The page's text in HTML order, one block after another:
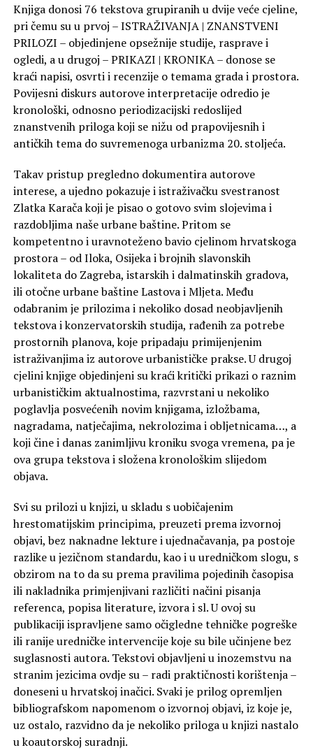
Knjiga donosi 76 tekstova grupiranih u dvije veće cjeline,
pri čemu su u prvoj – ISTRAŽIVANJA | ZNANSTVENI
PRILOZI – objedinjene opsežnije studije, rasprave i
ogledi, a u drugoj – PRIKAZI | KRONIKA – donose se
kraći napisi, osvrti i recenzije o temama grada i prostora.
Povijesni diskurs autorove interpretacije odredio je
kronološki, odnosno periodizacijski redoslijed
znanstvenih priloga koji se nižu od prapovijesnih i
antičkih tema do suvremenoga urbanizma 20. stoljeća.
Takav pristup pregledno dokumentira autorove
interese, a ujedno pokazuje i istraživačku svestranost
Zlatka Karača koji je pisao o gotovo svim slojevima i
razdobljima naše urbane baštine. Pritom se
kompetentno i uravnoteženo bavio cjelinom hrvatskoga
prostora – od Iloka, Osijeka i brojnih slavonskih
lokaliteta do Zagreba, istarskih i dalmatinskih gradova,
ili otočne urbane baštine Lastova i Mljeta. Među
odabranim je prilozima i nekoliko dosad neobjavljenih
tekstova i konzervatorskih studija, rađenih za potrebe
prostornih planova, koje pripadaju primijenjenim
istraživanjima iz autorove urbanističke prakse. U drugoj
cjelini knjige objedinjeni su kraći kritički prikazi o raznim
urbanističkim aktualnostima, razvrstani u nekoliko
poglavlja posvećenih novim knjigama, izložbama,
nagradama, natječajima, nekrolozima i obljetnicama…, a
koji čine i danas zanimljivu kroniku svoga vremena, pa je
ova grupa tekstova i složena kronološkim slijedom
objava.
Svi su prilozi u knjizi, u skladu s uobičajenim
hrestomatijskim principima, preuzeti prema izvornoj
objavi, bez naknadne lekture i ujednačavanja, pa postoje
razlike u jezičnom standardu, kao i u uredničkom slogu, s
obzirom na to da su prema pravilima pojedinih časopisa
ili nakladnika primjenjivani različiti načini pisanja
referenca, popisa literature, izvora i sl. U ovoj su
publikaciji ispravljene samo očigledne tehničke pogreške
ili ranije uredničke intervencije koje su bile učinjene bez
suglasnosti autora. Tekstovi objavljeni u inozemstvu na
stranim jezicima ovdje su – radi praktičnosti korištenja –
doneseni u hrvatskoj inačici. Svaki je prilog opremljen
bibliografskom napomenom o izvornoj objavi, iz koje je,
uz ostalo, razvidno da je nekoliko priloga u knjizi nastalo
u koautorskoj suradnji.